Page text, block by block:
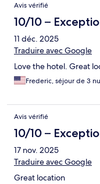
Avis vérifié
10/10 –
11 déc. 2025
Traduire avec Google
Love the hotel. Great
Frederic, séjour de 3
Avis vérifié
10/10 –
17 nov. 2025
Traduire avec Google
Great location